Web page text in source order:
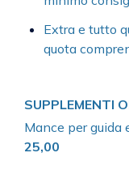
Extra e tutto
quota
SUPPLEMENTI
Mance per guida
25,00